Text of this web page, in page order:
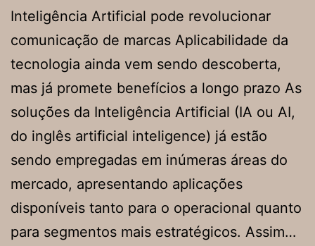
Inteligência Artificial pode revolucionar
comunicação de marcas Aplicabilidade da
tecnologia ainda vem sendo descoberta,
mas já promete benefícios a longo prazo As
soluções da Inteligência Artificial (IA ou AI,
do inglês artificial inteligence) já estão
sendo empregadas em inúmeras áreas do
mercado, apresentando aplicações
disponíveis tanto para o operacional quanto
para segmentos mais estratégicos. Assim…